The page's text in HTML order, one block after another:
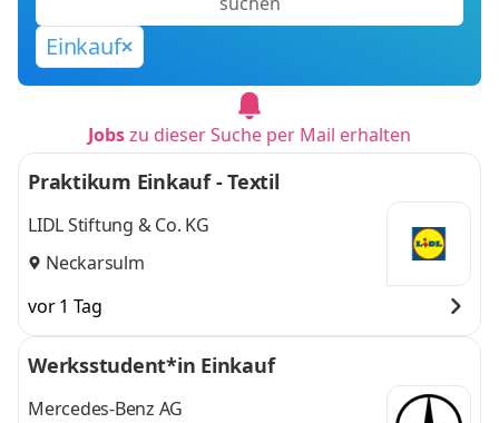
Einkauf
Jobszu dieser Suche per Mail erhalten
Praktikum Einkauf - Textil
LIDL Stiftung & Co. KG
Neckarsulm
vor 1 Tag
Werksstudent*in Einkauf
Mercedes-Benz AG